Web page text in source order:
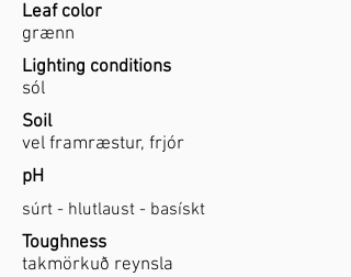
Leaf color
grænn
Lighting conditions
sól
Soil
vel framræstur, frjór
pH
súrt - hlutlaust - basískt
Toughness
takmörkuð reynsla